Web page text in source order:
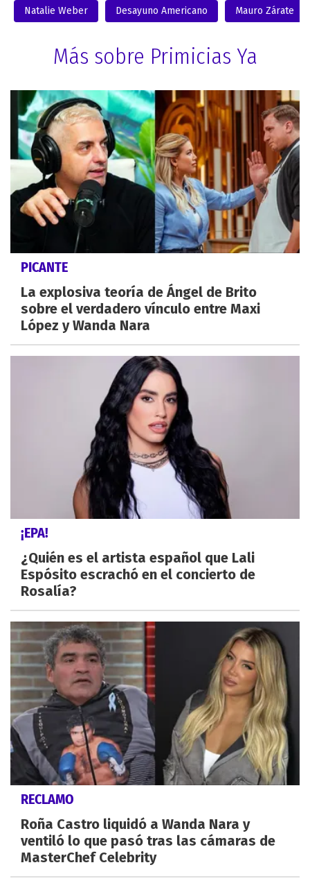
Natalie Weber Desayuno Americano Mauro Zárate
Más sobre Primicias Ya
PICANTE
La explosiva teoría de Ángel de Brito
sobre el verdadero vínculo entre Maxi
López y Wanda Nara
¡EPA!
¿Quién es el artista español que Lali
Espósito escrachó en el concierto de
Rosalía?
RECLAMO
Roña Castro liquidó a Wanda Nara y
ventiló lo que pasó tras las cámaras de
MasterChef Celebrity